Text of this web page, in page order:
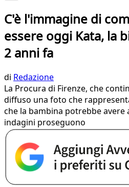
C'è l'immagine di
essere oggi Kata, la
2 anni fa
di Redazione
La Procura di Firenze, che
diffuso una foto che
che la bambina potrebbe avere
indagini proseguono